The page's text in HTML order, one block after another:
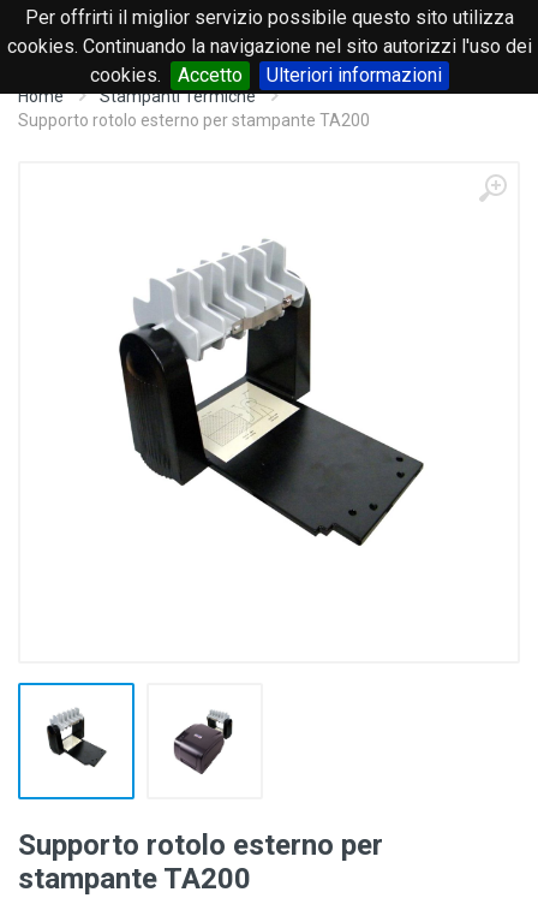
Per offrirti il miglior servizio possibile questo sito utilizza
cookies. Continuando la navigazione nel sito autorizzi l'uso dei
cookies.
Accetto Ulteriori informazioni
0
Home
Stampanti Termiche
Supporto rotolo esterno per stampante TA200
Supporto rotolo esterno per
stampante TA200